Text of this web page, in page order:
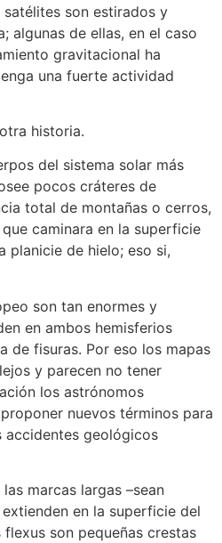
son estirados y
algunas de ellas, en el caso
gravitacional ha
una fuerte actividad
historia.
del sistema solar más
pocos cráteres de
total de montañas o cerros,
caminara en la superficie
planicie de hielo; eso si,
son tan enormes y
en ambos hemisferios
de fisuras. Por eso los mapas
y parecen no tener
los astrónomos
nuevos términos para
geológicos
marcas largas –sean
en la superficie del
son pequeñas crestas